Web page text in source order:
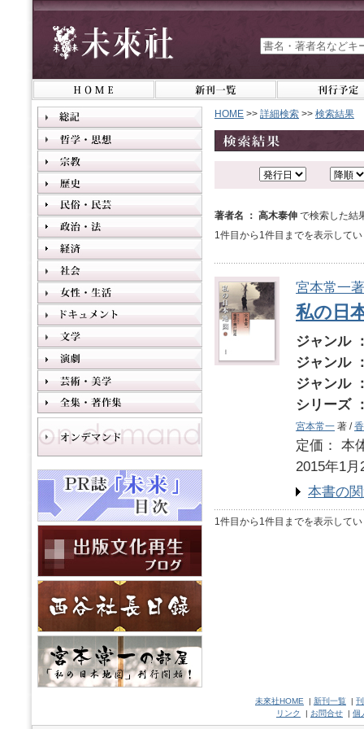
HOME >> 詳細検索 >> 検索結果
著者名 ： 高木泰伸 で検索した結
1件目から1件目までを表示して
宮本常一
私の日
ジャンル
ジャンル
ジャンル
シリーズ
宮本常一 著 /
定価：
2015年1月
本書の
1件目から1件目までを表示して
未來社HOME | 新刊一覧 |
リンク
| お問合せ | 個